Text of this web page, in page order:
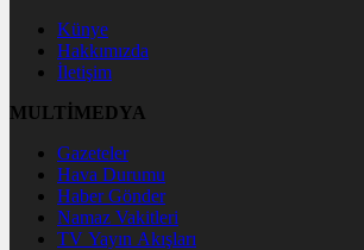
Künye
Hakkımızda
İletişim
MULTİMEDYA
Gazeteler
Hava Durumu
Haber Gönder
Namaz Vakitleri
TV Yayın Akışları